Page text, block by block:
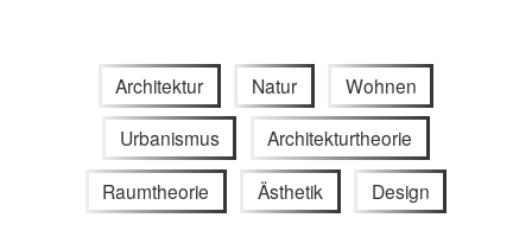
Architektur Natur Wohnen
Urbanismus Architekturtheorie
Raumtheorie Ästhetik Design